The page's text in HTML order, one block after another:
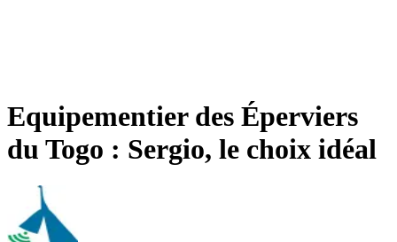
Equipementier des Éperviers
du Togo : Sergio, le choix idéal